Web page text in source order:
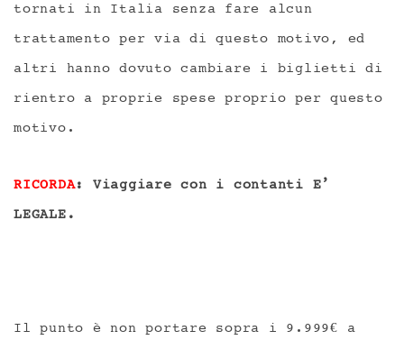
tornati in Italia senza fare alcun
trattamento per via di questo motivo, ed
altri hanno dovuto cambiare i biglietti di
rientro a proprie spese proprio per questo
motivo.
RICORDA: Viaggiare con i contanti E’
LEGALE.
Il punto è non portare sopra i 9.999€ a